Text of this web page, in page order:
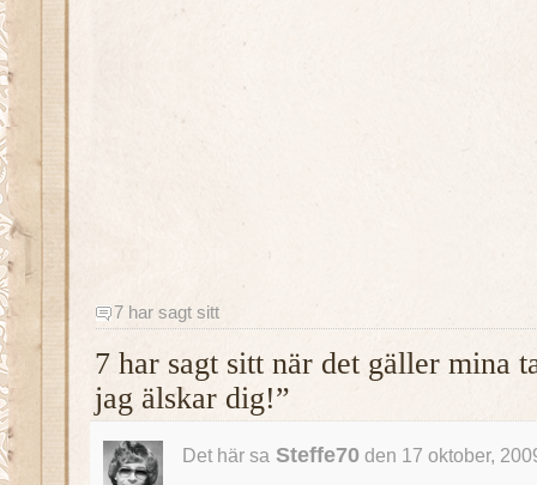
7 har sagt sitt
7 har sagt sitt när det gäller mina
jag älskar dig!”
Det här saSteffe70 den 17 oktober,